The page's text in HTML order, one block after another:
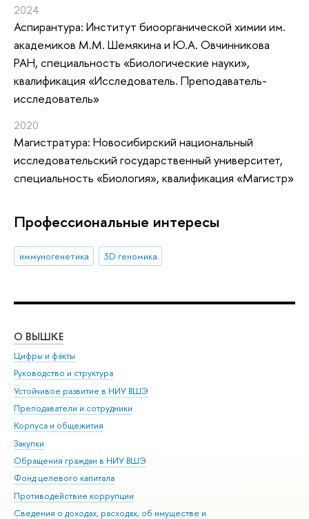
2024
Аспирантура: Институт биоорганической химии им.
академиков М.М. Шемякина и Ю.А. Овчинникова
РАН, специальность «Биологические науки»,
квалификация «Исследователь. Преподаватель-
исследователь»
2020
Магистратура: Новосибирский национальный
исследовательский государственный университет,
специальность «Биология», квалификация «Магистр»
Профессиональные интересы
иммуногенетика 3D геномика
О ВЫШКЕ
Цифры и факты
Руководство и структура
Устойчивое развитие в НИУ ВШЭ
Преподаватели и сотрудники
Корпуса и общежития
Закупки
Обращения граждан в НИУ ВШЭ
Фонд целевого капитала
Противодействие коррупции
Сведения о доходах, расходах, об имуществе и